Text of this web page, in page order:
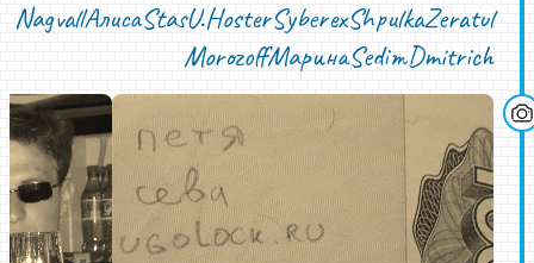
Zeratul
Shpulka
Syberex
Hoster
StasU.
Алиса
Nagvall
Dmitrich
Sedim
Марина
Morozoff